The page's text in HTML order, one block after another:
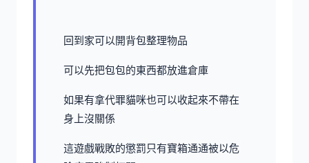
回到家可以開背包整理物品
可以先把包包的東西都放進倉庫
如果有拿代罪貓咪也可以收起來不帶在
身上沒關係
這遊戲戰敗的懲罰只有寶箱通通被以危